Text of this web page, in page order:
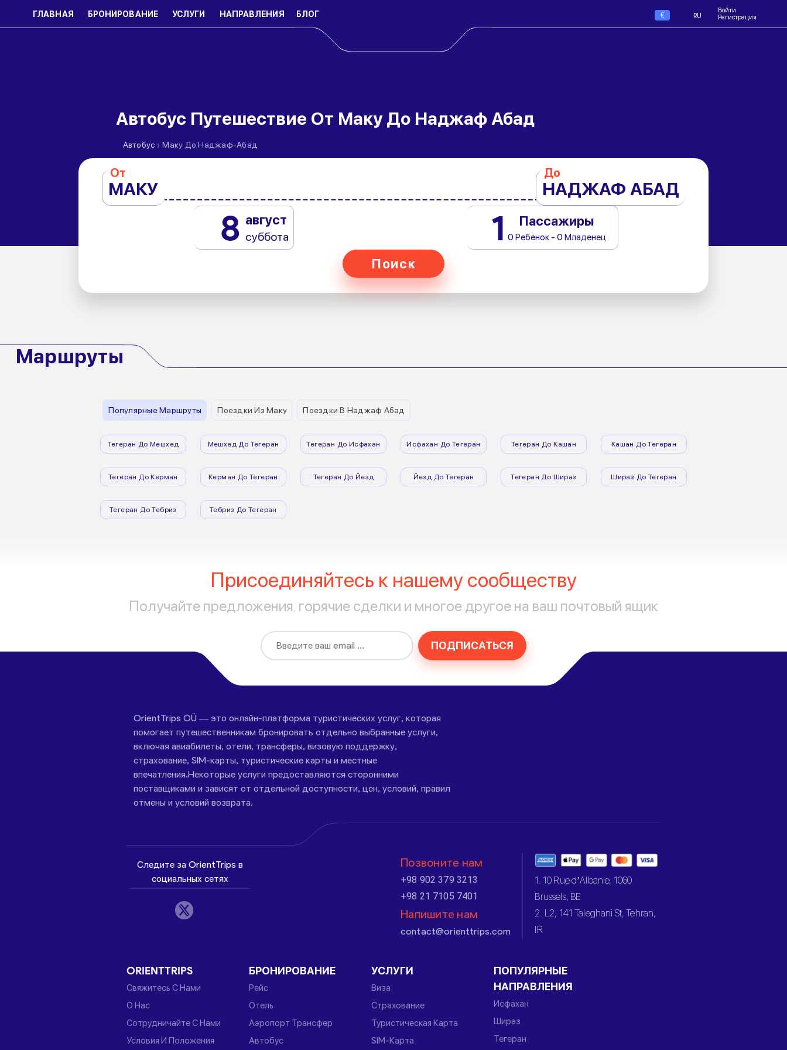
ГЛАВНАЯ БРОНИРОВАНИЕ УСЛУГИ НАПРАВЛЕНИЯ БЛОГ € RU
Войти
Регистрация
Автобус Путешествие От Маку До Наджаф Абад
Автобус › Маку До Наджаф-Абад
От
МАКУ
До
НАДЖАФ АБАД
8 август
суббота 1 Пассажиры
0 Ребёнок - 0 Младенец
Поиск
Маршруты
Популярные Маршруты Поездки Из Маку Поездки В Наджаф Абад
Тегеран До Мешхед Мешхед До Тегеран Тегеран До Исфахан Исфахан До Тегеран Тегеран До Кашан Кашан До Тегеран
Тегеран До Керман Керман До Тегеран Тегеран До Йезд Йезд До Тегеран Тегеран До Шираз Шираз До Тегеран
Тегеран До Тебриз Тебриз До Тегеран
Присоединяйтесь к нашему сообществу
Получайте предложения, горячие сделки и многое другое на ваш почтовый ящик
ПОДПИСАТЬСЯ
OrientTrips OÜ — это онлайн-платформа туристических услуг, которая
помогает путешественникам бронировать отдельно выбранные услуги,
включая авиабилеты, отели, трансферы, визовую поддержку,
страхование, SIM-карты, туристические карты и местные
впечатления.Некоторые услуги предоставляются сторонними
поставщиками и зависят от отдельной доступности, цен, условий, правил
отмены и условий возврата.
Следите за OrientTrips в
социальных сетях
Позвоните нам
+98 902 379 3213
+98 21 7105 7401
Напишите нам
contact@orienttrips.com
1. 10 Rue d’Albanie, 1060
Brussels, BE
2. L2, 141 Taleghani St, Tehran,
IR
ORIENTTRIPS
Свяжитесь С Нами
О Нас
Сотрудничайте С Нами
Условия И Положения
БРОНИРОВАНИЕ
Рейс
Отель
Аэропорт Трансфер
Автобус
УСЛУГИ
Виза
Страхование
Туристическая Карта
SIM-Карта
ПОПУЛЯРНЫЕ
НАПРАВЛЕНИЯ
Исфахан
Шираз
Тегеран